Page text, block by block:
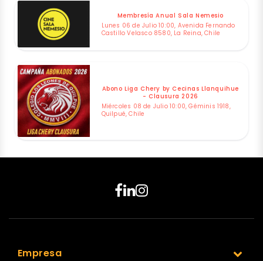
Membresía Anual Sala Nemesio
Lunes 06 de Julio 10:00, Avenida Fernando
Castillo Velasco 8580, La Reina, Chile
Abono Liga Chery by Cecinas Llanquihue
- Clausura 2026
Miércoles 08 de Julio 10:00, Géminis 1918,
Quilpué, Chile
Empresa